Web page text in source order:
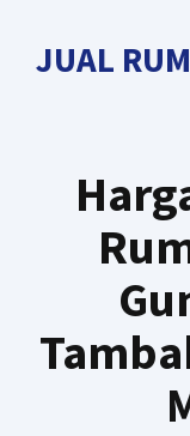
JUAL